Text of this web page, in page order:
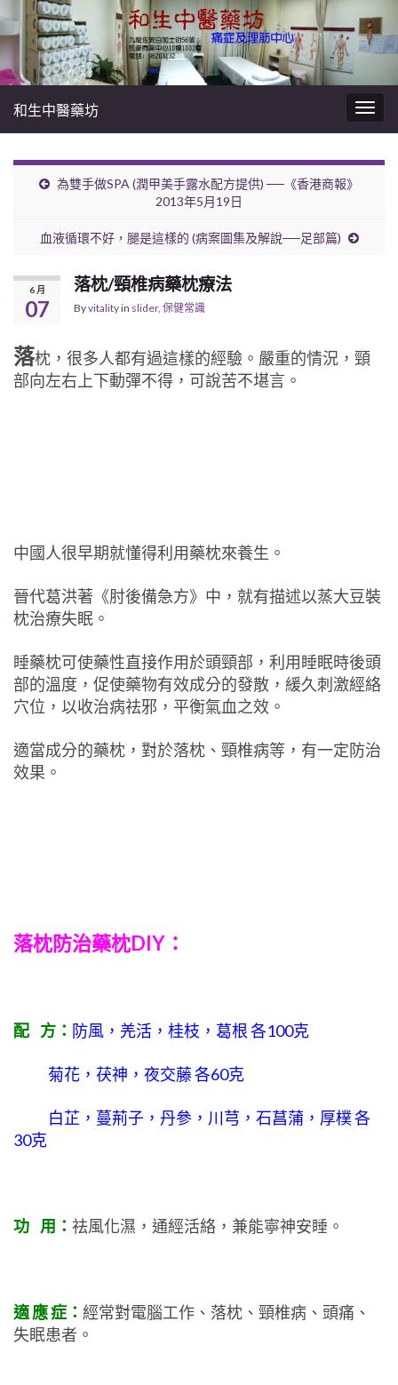
和生中醫藥坊
為雙手做SPA (潤甲美手露水配方提供) ──《香港商報》
2013年5月19日
血液循環不好，腿是這樣的 (病案圖集及解說──足部篇)
6 月
07
落枕/頸椎病藥枕療法
Byvitalityin slider, 保健常識
落枕，很多人都有過這樣的經驗。嚴重的情況，頸
部向左右上下動彈不得，可說苦不堪言。
中國人很早期就懂得利用藥枕來養生。
晉代葛洪著《肘後備急方》中，就有描述以蒸大豆裝
枕治療失眠。
睡藥枕可使藥性直接作用於頭頸部，利用睡眠時後頭
部的溫度，促使藥物有效成分的發散，緩久刺激經絡
穴位，以收治病祛邪，平衡氣血之效。
適當成分的藥枕，對於落枕、頸椎病等，有一定防治
效果。
落枕防治藥枕DIY：
配 方： 防風，羌活，桂枝，葛根 各100克
菊花，茯神，夜交藤 各60克
白芷，蔓荊子，丹參，川芎，石菖蒲，厚樸 各
30克
功 用： 祛風化濕，通經活絡，兼能寧神安睡。
適 應 症： 經常對電腦工作、落枕、頸椎病、頭痛、
失眠患者。